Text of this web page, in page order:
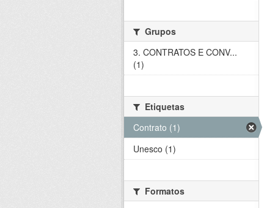
Grupos
3. CONTRATOS E CONV...
(1)
Etiquetas
Contrato (1)
Unesco (1)
Formatos